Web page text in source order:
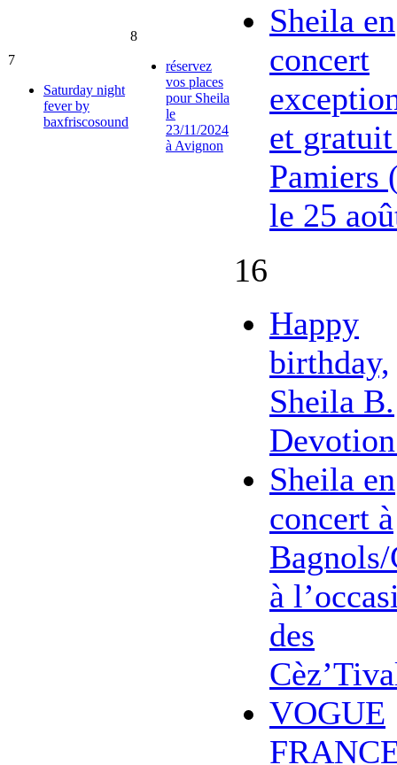
7
Saturday night
fever by
baxfriscosound
8
réservez
vos places
pour Sheila
le
23/11/2024
à Avignon
Sheila en
concert
et
Pamiers
le 25
16
Happy
birthday,
Sheila B.
Sheila en
concert à
Bagnols/
à
des
VOGUE